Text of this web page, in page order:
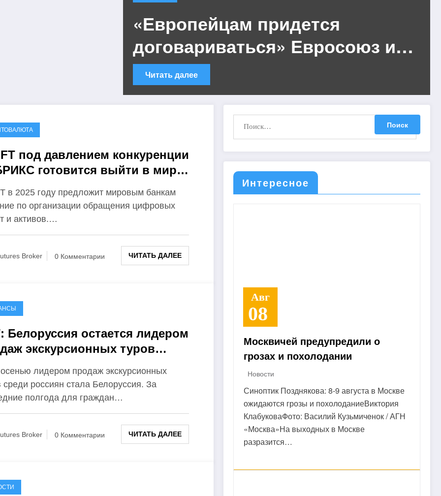
«Европейцам придется
договариваться» Евросоюз и
Китай приготовились к
торговой войне. Кому будет
больнее?
Читать далее
под давлением конкуренции
готовится выйти в мир
в 2025 году предложит мировым банкам
по организации обращения цифровых
и активов.…
Broker 0 Комментарии ЧИТАТЬ ДАЛЕЕ
Белоруссия остается лидером
экскурсионных туров
2024 года
лидером продаж экскурсионных
среди россиян стала Белоруссия. За
полгода для граждан…
Broker 0 Комментарии ЧИТАТЬ ДАЛЕЕ
Интересное
Авг
08
Москвичей предупредили о
грозах и похолодании
Новости
Синоптик Позднякова: 8-9 августа в Москве
ожидаются грозы и похолоданиеВиктория
КлабуковаФото: Василий Кузьмичeнок / АГН
«Москва»На выходных в Москве
разразится…